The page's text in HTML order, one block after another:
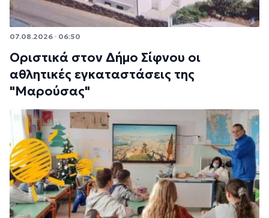
07.08.2026 · 06:50
Οριστικά στον Δήμο Σίφνου οι
αθλητικές εγκαταστάσεις της
"Μαρούσας"